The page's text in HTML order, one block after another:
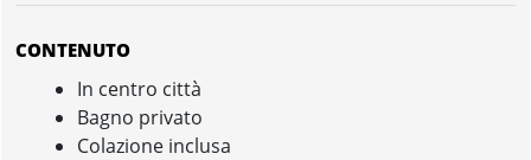
CONTENUTO
In centro città
Bagno privato
Colazione inclusa